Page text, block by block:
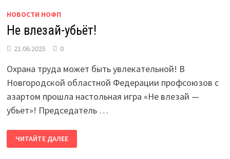
НОВОСТИ НОФП
Не влезай-убьёт!
21.06.2025 0
Охрана труда может быть увлекательной! В
Новгородской областной Федерации профсоюзов с
азартом прошла настольная игра «Не влезай —
убьет»! Председатель …
ВЛЕЗАЙ-
УБЬЁТ!
ЧИТАЙТЕ ДАЛЕЕ